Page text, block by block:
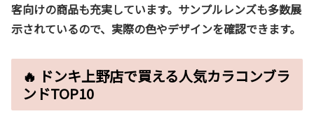
客向けの商品も充実しています。サンプルレンズも多数展
示されているので、実際の色やデザインを確認できます。
🔥 ドンキ上野店で買える人気カラコンブラ
ンドTOP10